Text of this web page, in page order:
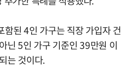
함된 4인 가구는 직장 가입자 건
닌 5인 가구 기준인 39만원 이
는 것이다.